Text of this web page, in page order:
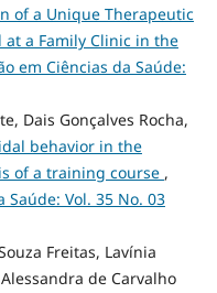
of a Unique Therapeutic
a Family Clinic in the
em Ciências da Saúde:
Dais Gonçalves Rocha,
behavior in the
of a training course ,
Saúde: Vol. 35 No. 03
Freitas, Lavínia
de Carvalho